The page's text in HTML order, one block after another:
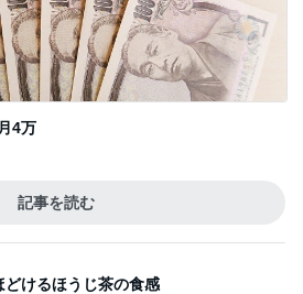
4万
記事を読む
どけるほうじ茶の食感